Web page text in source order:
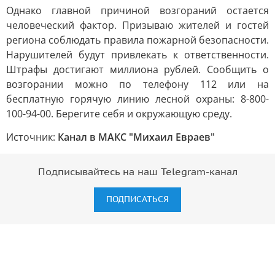
Однако главной причиной возгораний остается
человеческий фактор. Призываю жителей и гостей
региона соблюдать правила пожарной безопасности.
Нарушителей будут привлекать к ответственности.
Штрафы достигают миллиона рублей. Сообщить о
возгорании можно по телефону 112 или на
бесплатную горячую линию лесной охраны: 8-800-
100-94-00. Берегите себя и окружающую среду.
Источник: Канал в МАКС "Михаил Евраев"
Подписывайтесь на наш Telegram-канал
ПОДПИСАТЬСЯ